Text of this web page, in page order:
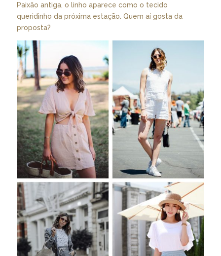
Paixão antiga, o linho aparece como o tecido
queridinho da próxima estação. Quem aí gosta da
proposta?